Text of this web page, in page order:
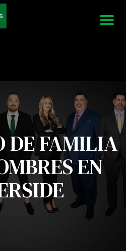
339-3826
24/7
DE FAMILIA
EN